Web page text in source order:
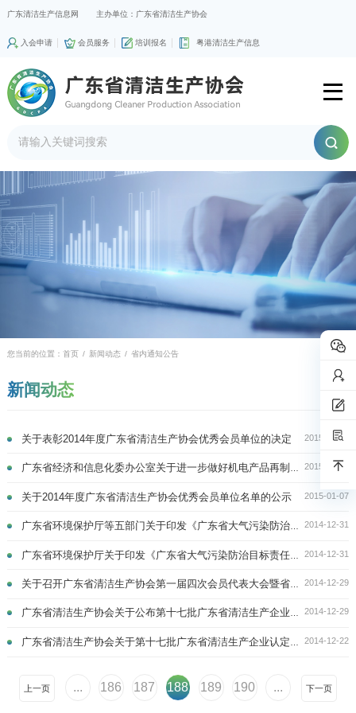
广东清洁生产信息网 主办单位：广东省清洁生产协会
入会申请 会员服务 培训报名 粤港清洁生产信息
您当前的位置： 首页 / 新闻动态 / 省内通知公告
新闻动态
2015-01-16
关于表彰2014年度广东省清洁生产协会优秀会员单位的决定
2015-01-12
广东省经济和信息化委办公室关于进一步做好机电产品再制造试点示范工作的通知
2015-01-07
关于2014年度广东省清洁生产协会优秀会员单位名单的公示
2014-12-31
广东省环境保护厅等五部门关于印发《广东省大气污染防治目标责任考核办法实施细则》的通知
2014-12-31
广东省环境保护厅关于印发《广东省大气污染防治目标责任考核办法台账建立目录》的通知
2014-12-29
关于召开广东省清洁生产协会第一届四次会员代表大会暨省级清洁生产企业授牌仪式的通知
2014-12-29
广东省清洁生产协会关于公布第十七批广东省清洁生产企业名单的通知
2014-12-22
广东省清洁生产协会关于第十七批广东省清洁生产企业认定名单的公示
上一页 ... 186 187 188 189 190 ... 下一页